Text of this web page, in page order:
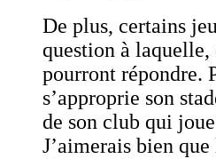
De plus, certains
question à laquelle,
pourront répondre.
s’approprie son
de son club qui
J’aimerais bien